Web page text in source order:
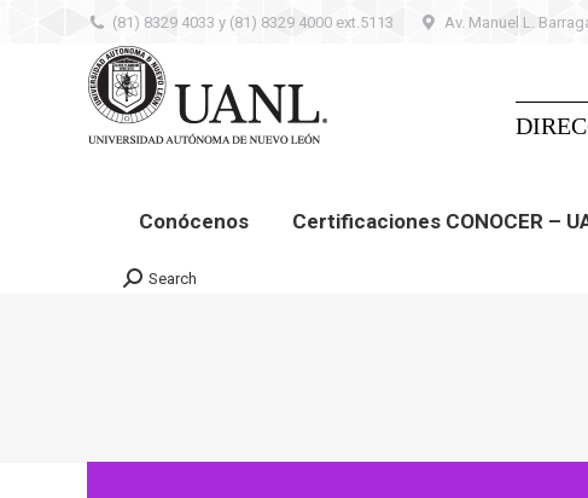
(81) 8329 4033 y (81) 8329 4000 ext.5113 Av. Manuel L.
Conócenos Certificaciones CONOCER –
Search:
Search
Conócenos Certificaciones CONOCER – UANL
Contacto